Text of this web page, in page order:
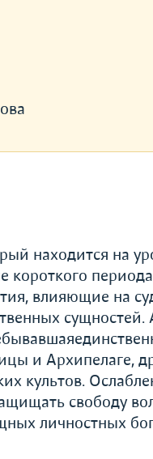
находится на
короткого
влияющие на
и Архипелаге,
культов.
сво­боду
личностных